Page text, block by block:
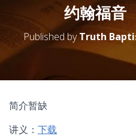
约翰福音
Published byTruth
简介暂缺
讲义： 下载